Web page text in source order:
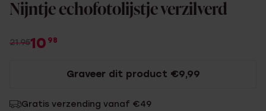
Nijntje echofotolijstje verzilverd
21.9510 98
Graveer dit product €9,99
Gratis verzending vanaf €49